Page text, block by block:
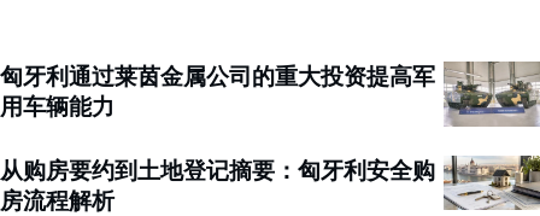
匈牙利通过莱茵金属公司的重大投资提高军
用车辆能力
从购房要约到土地登记摘要：匈牙利安全购
房流程解析